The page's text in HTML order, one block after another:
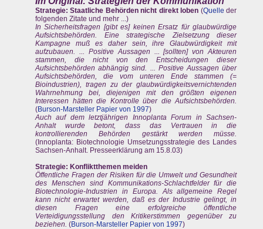
Strategie: Staatliche Behörden nicht direkt loben (Quelle der
folgenden Zitate und mehr ...)
In Sicherheitsfragen [gibt es] keinen Ersatz für glaubwürdige
Aufsichtsbehörden. Eine strategische Zielsetzung dieser
Kampagne muß es daher sein, ihre Glaubwürdigkeit mit
aufzubauen. ... Positive Aussagen ... [sollten] von Akteuren
stammen, die nicht von den Entscheidungen dieser
Aufsichtsbehörden abhängig sind. ... Positive Aussagen über
Aufsichtsbehörden, die vom unteren Ende stammen (=
Bioindustrien), tragen zu der glaubwürdigkeitsvernichtenden
Wahrnehmung bei, diejenigen mit den größten eigenen
Interessen hätten die Kontrolle über die Aufsichtsbehörden.
(Burson-Marsteller Papier von 1997)
Auch auf dem letztjährigen Innoplanta Forum in Sachsen-
Anhalt wurde betont, dass das Vertrauen in die
kontrollierenden Behörden gestärkt werden müsse.
(Innoplanta: Biotechnologie Umsetzungsstrategie des Landes
Sachsen-Anhalt. Presseerklärung am 15.8.03)
Strategie: Konfliktthemen meiden
Öffentliche Fragen der Risiken für die Umwelt und Gesundheit
des Menschen sind Kommunikations-Schlachtfelder für die
Biotechnologie-Industrien in Europa. Als allgemeine Regel
kann nicht erwartet werden, daß es der Industrie gelingt, in
diesen Fragen eine erfolgreiche öffentliche
Verteidigungsstellung den Kritikerstimmen gegenüber zu
beziehen. (Burson-Marsteller Papier von 1997)